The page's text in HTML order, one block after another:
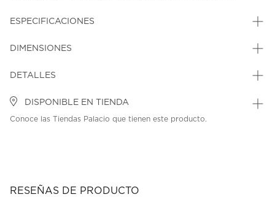
ESPECIFICACIONES
DIMENSIONES
DETALLES
DISPONIBLE EN TIENDA
Conoce las Tiendas Palacio que tienen este producto.
RESEÑAS DE PRODUCTO